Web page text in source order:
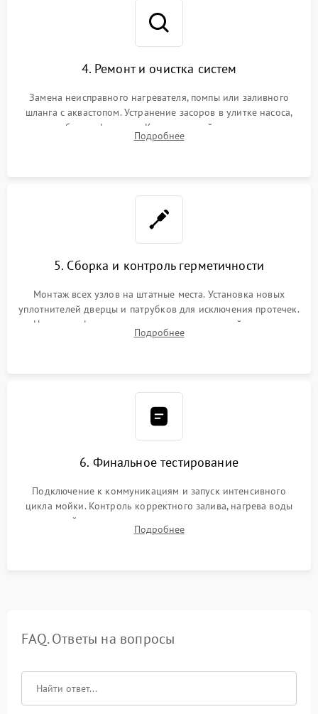
4. Ремонт и очистка систем
Замена неисправного нагревателя, помпы или заливного
шланга с аквастопом. Устранение засоров в улитке насоса,
патрубках и фильтрах. Компонентный ремонт платы
управления, восстановление поврежденной проводки.
Подробнее
5. Сборка и контроль герметичности
Монтаж всех узлов на штатные места. Установка новых
уплотнителей дверцы и патрубков для исключения протечек.
Надежная фиксация хомутов гидравлической системы,
сборка корпуса и установка датчика поплавка.
Подробнее
6. Финальное тестирование
Подключение к коммуникациям и запуск интенсивного
цикла мойки. Контроль корректного залива, нагрева воды
до нужной температуры, отсутствия посторонних шумов,
штатного слива и абсолютной сухости в поддоне.
Подробнее
FAQ. Ответы на вопросы